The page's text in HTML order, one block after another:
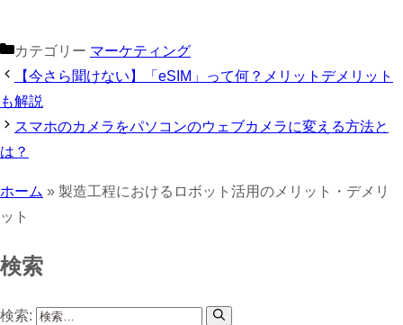
カテゴリー マーケティング
【今さら聞けない】「eSIM」って何？メリットデメリット
も解説
スマホのカメラをパソコンのウェブカメラに変える方法と
は？
ホーム » 製造工程におけるロボット活用のメリット・デメリ
ット
検索
検索: